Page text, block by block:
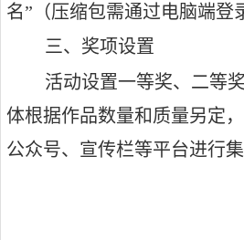
名”（压缩包需通过电脑端登
三、奖项设置
活动设置一等奖、二等
体根据作品数量和质量另定
公众号、宣传栏等平台进行集